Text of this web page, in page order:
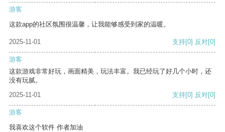
游客
这款app的社区氛围很温馨，让我能够感受到家的温暖。
2025-11-01 支持[0] 反对[0]
游客
这款游戏非常好玩，画面精美，玩法丰富。我已经玩了好几个小时，还
没有玩腻。
2025-11-01
支持[0] 反对[0]
游客
我喜欢这个软件 作者加油